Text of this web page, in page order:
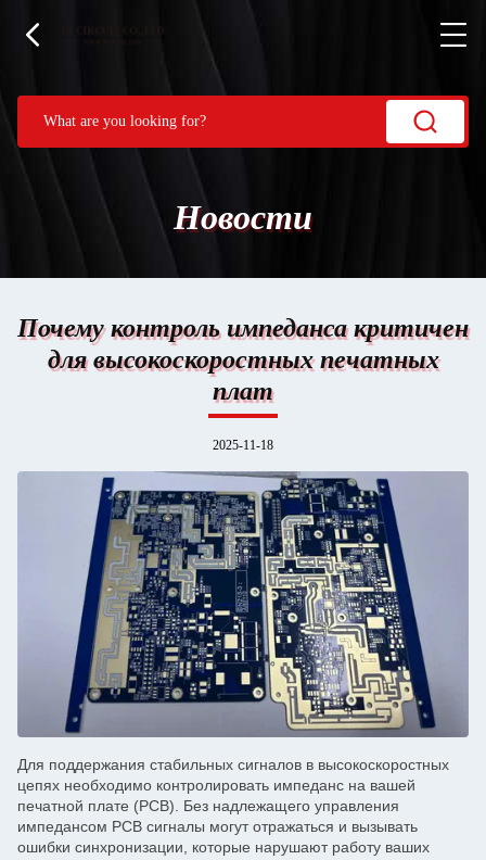
Новости
Почему контроль импеданса критичен
для высокоскоростных печатных
плат
2025-11-18
Для поддержания стабильных сигналов в высокоскоростных
цепях необходимо контролировать импеданс на вашей
печатной плате (PCB). Без надлежащего управления
импедансом PCB сигналы могут отражаться и вызывать
ошибки синхронизации, которые нарушают работу ваших